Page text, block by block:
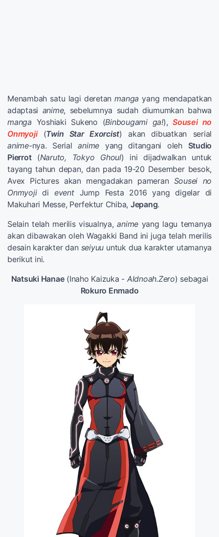
Menambah satu lagi deretanmanga yang mendapatkan
adaptasi anime, sebelumnya sudah diumumkan bahwa
manga Yoshiaki Sukeno (Binbougami ga!),Sousei no
Onmyoji
(Twin Star Exorcist) akan dibuatkan serial
anime-nya. Serialanime yang ditangani oleh Studio
Pierrot(Naruto, Tokyo Ghoul) ini dijadwalkan untuk
tayang tahun depan, dan pada 19-20 Desember besok,
Avex Pictures akan mengadakan pameran Sousei no
Onmyojidi eventJump Festa 2016 yang digelar di
Makuhari Messe, Perfektur Chiba, Jepang.
Selain telah merilis visualnya,anime yang lagu temanya
akan dibawakan oleh Wagakki Band ini juga telah merilis
desain karakter dan seiyuu untuk dua karakter utamanya
berikut ini.
Natsuki Hanae(Inaho Kaizuka - Aldnoah.Zero) sebagai
Rokuro Enmado